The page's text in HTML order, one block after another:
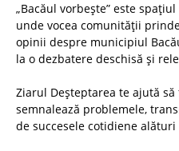
„Bacăul vorbește” este
unde vocea comunității
opinii despre municipiul
la o dezbatere deschisă și
Ziarul Deșteptarea te ajută
semnalează problemele,
de succesele cotidiene